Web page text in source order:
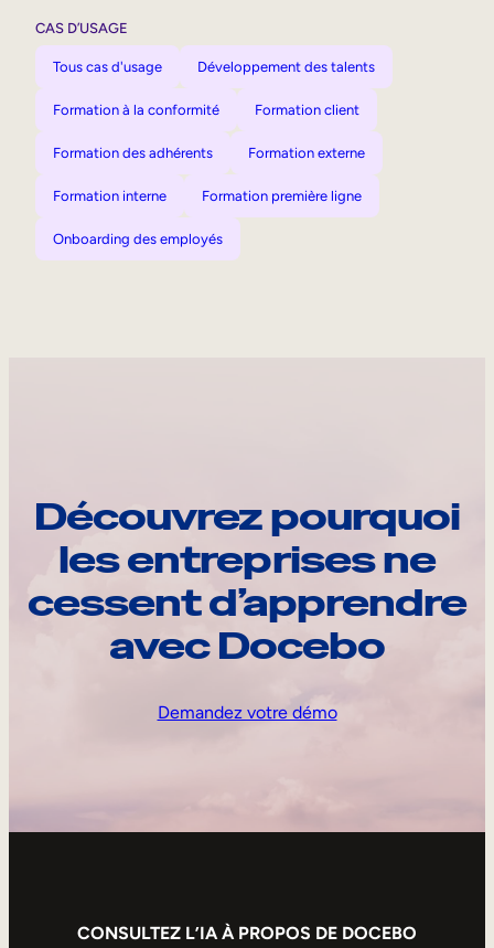
CAS D’USAGE
Tous cas d'usage Développement des talents
Formation à la conformité Formation client
Formation des adhérents Formation externe
Formation interne Formation première ligne
Onboarding des employés
Découvrez pourquoi
les entreprises ne
cessent d’apprendre
avec Docebo
Demandez votre démo
CONSULTEZ L’IA À PROPOS DE DOCEBO